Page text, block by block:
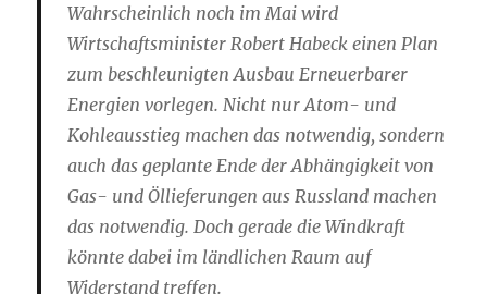
Wahrscheinlich noch im Mai wird
Wirtschaftsminister Robert Habeck einen Plan
zum beschleunigten Ausbau Erneuerbarer
Energien vorlegen. Nicht nur Atom- und
Kohleausstieg machen das notwendig, sondern
auch das geplante Ende der Abhängigkeit von
Gas- und Öllieferungen aus Russland machen
das notwendig. Doch gerade die Windkraft
könnte dabei im ländlichen Raum auf
Widerstand treffen.